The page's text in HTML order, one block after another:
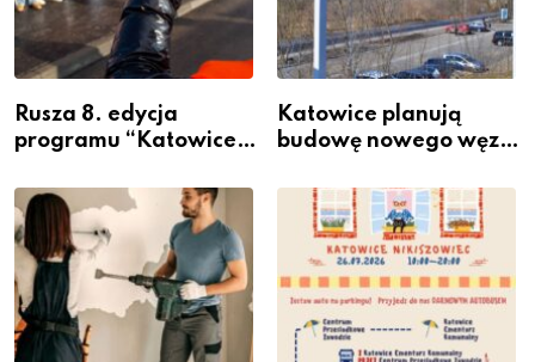
Rusza 8. edycja
programu “Katowice
– nabór dla
przedsiębiorców
Katowice planują
budowę nowego węzła
Podlesiu